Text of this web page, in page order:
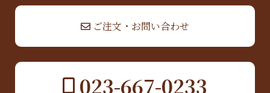
ご注文・お問い合わせ
023-667-0233